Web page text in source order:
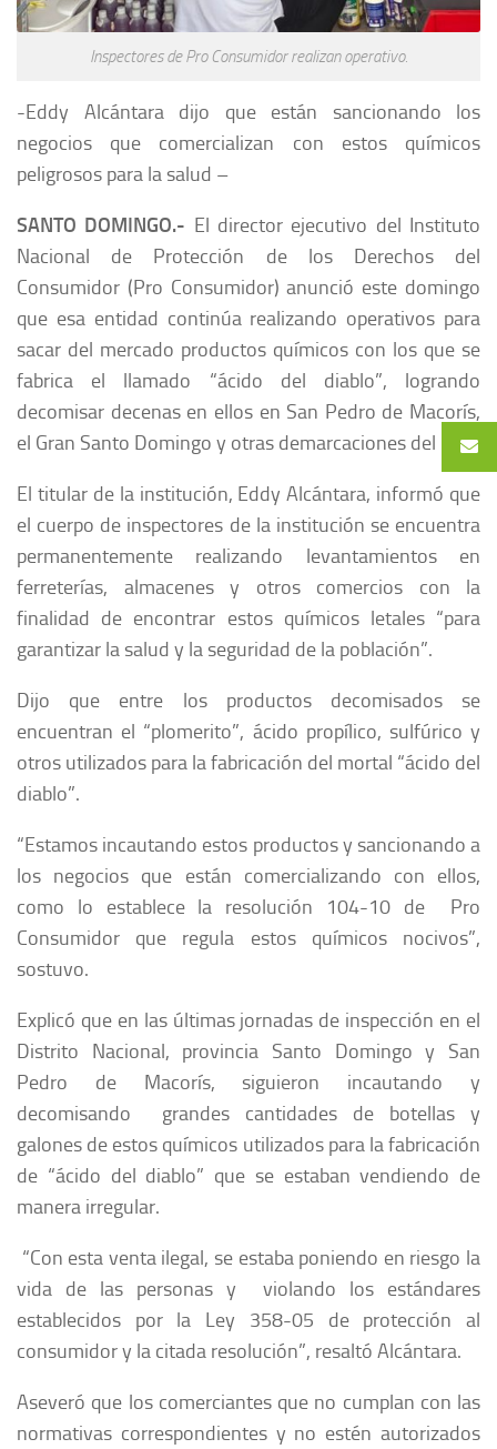
Inspectores de Pro Consumidor realizan operativo.
-Eddy Alcántara dijo que están sancionando los
negocios que comercializan con estos químicos
peligrosos para la salud –
SANTO DOMINGO.- El director ejecutivo del Instituto
Nacional de Protección de los Derechos del
Consumidor (Pro Consumidor) anunció este domingo
que esa entidad continúa realizando operativos para
sacar del mercado productos químicos con los que se
fabrica el llamado “ácido del diablo”, logrando
decomisar decenas en ellos en San Pedro de Macorís,
el Gran Santo Domingo y otras demarcaciones del país.
El titular de la institución, Eddy Alcántara, informó que
el cuerpo de inspectores de la institución se encuentra
permanentemente realizando levantamientos en
ferreterías, almacenes y otros comercios con la
finalidad de encontrar estos químicos letales “para
garantizar la salud y la seguridad de la población”.
Dijo que entre los productos decomisados se
encuentran el “plomerito”, ácido propílico, sulfúrico y
otros utilizados para la fabricación del mortal “ácido del
diablo”.
“Estamos incautando estos productos y sancionando a
los negocios que están comercializando con ellos,
como lo establece la resolución 104-10 de Pro
Consumidor que regula estos químicos nocivos”,
sostuvo.
Explicó que en las últimas jornadas de inspección en el
Distrito Nacional, provincia Santo Domingo y San
Pedro de Macorís, siguieron incautando y
decomisando grandes cantidades de botellas y
galones de estos químicos utilizados para la fabricación
de “ácido del diablo” que se estaban vendiendo de
manera irregular.
“Con esta venta ilegal, se estaba poniendo en riesgo la
vida de las personas y violando los estándares
establecidos por la Ley 358-05 de protección al
consumidor y la citada resolución”, resaltó Alcántara.
Aseveró que los comerciantes que no cumplan con las
normativas correspondientes y no estén autorizados